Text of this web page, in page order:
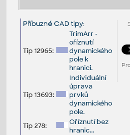
Příbuzné CAD tipy:
Tip 12965:
TrimArr -
oříznutí
dynamického
pole k
hranici.
Tip 13693:
Individuální
úprava
prvků
dynamického
pole.
Tip 278:
Oříznutí bez
hranic...